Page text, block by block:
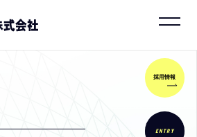
採用情報
ENTRY